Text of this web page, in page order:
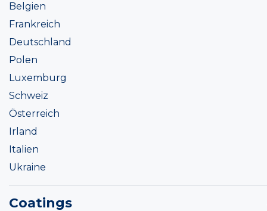
Belgien
Frankreich
Deutschland
Polen
Luxemburg
Schweiz
Österreich
Irland
Italien
Ukraine
Coatings